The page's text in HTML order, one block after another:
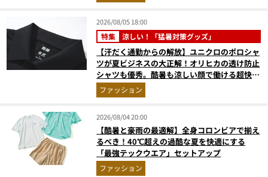
2026/08/05 18:00
特集 涼しい！「猛暑対策グッズ」
【汗だく通勤からの解放】ユニクロのポロシャ
ツが夏ビジネスの大正解！オリヒカの透け防止
シャツも優秀。酷暑も涼しい顔で働ける超快適
ウエアの実力
ファッション
2026/08/04 20:00
【酷暑と豪雨の最適解】全身コロンビアで揃え
るべき！40℃超えの過酷な夏を快適にする
「最強テックウエア」セットアップ
ファッション